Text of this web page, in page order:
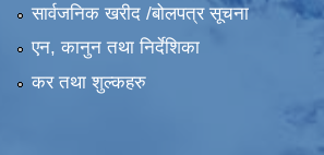
सार्वजनिक खरीद /बोलपत्र सूचना
एन, कानुन तथा निर्देशिका
कर तथा शुल्कहरु